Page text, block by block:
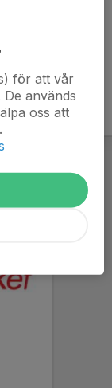
för att vår
används
oss att